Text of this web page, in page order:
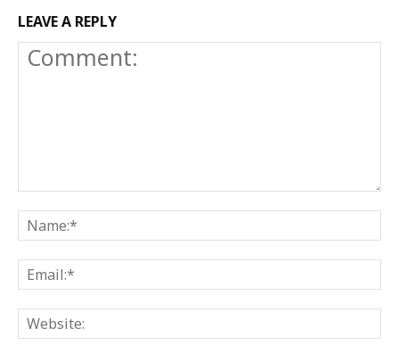
LEAVE A REPLY
Comment: